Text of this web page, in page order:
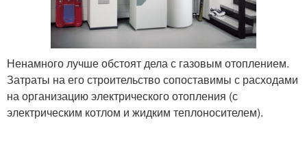
Ненамного лучше обстоят дела с газовым отоплением.
Затраты на его строительство сопоставимы с расходами
на организацию электрического отопления (с
электрическим котлом и жидким теплоносителем).